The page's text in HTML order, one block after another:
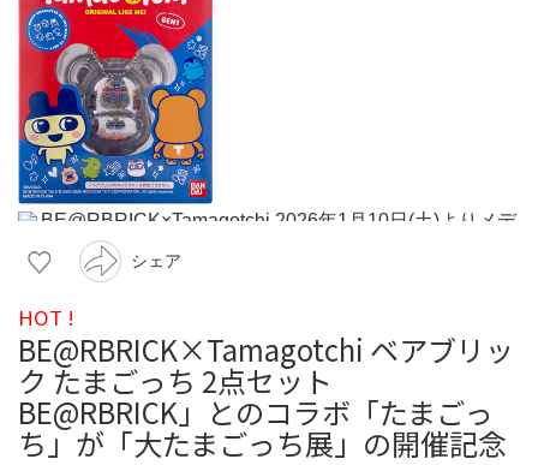
シェア
HOT !
BE@RBRICK×Tamagotchi ベアブリッ
ク たまごっち 2点セット
BE@RBRICK」とのコラボ「たまごっ
ち」が「大たまごっち展」の開催記念